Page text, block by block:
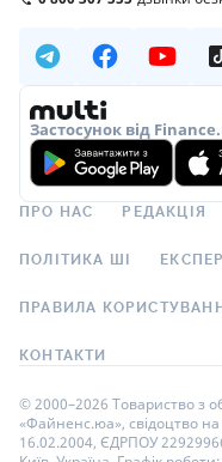
Застосунок від
ПРО НАС РЕДАКЦІЯ
ПОЛІТИКА ШІ
ПРАВИЛА
КОНТАКТИ
© 2000–2026 Товариство з
«Файненс.юа», свідоцтво на
16.02.2004, ЄДРПОУ